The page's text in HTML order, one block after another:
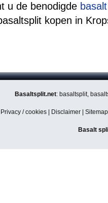
u de benodigde
kopen in
Basaltsplit.net: basaltsplit,
Privacy / cookies Disclaimer Sitemap
Basalt